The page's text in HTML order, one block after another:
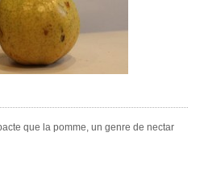
que la pomme, un genre de nectar